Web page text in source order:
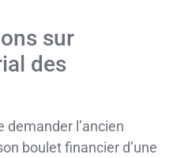
sur
des
l’ancien
boulet financier d’une